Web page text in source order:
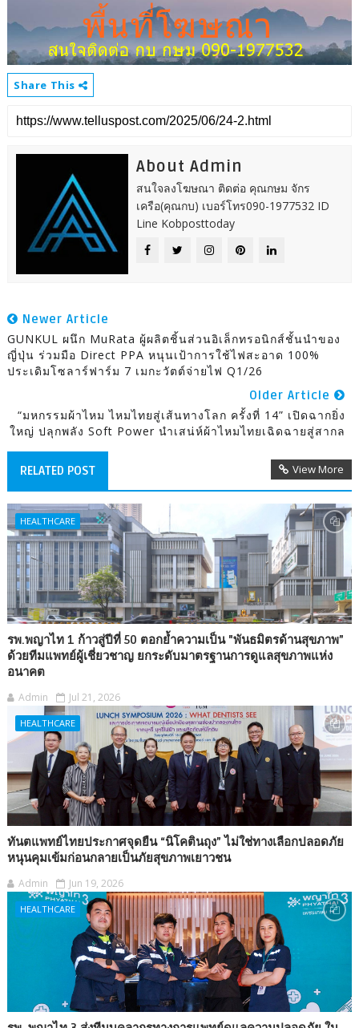
Share This
About Admin
สนใจลงโฆษณา ติดต่อ คุณกษม จักร
เครือ(คุณกบ) เบอร์โทร090-1977532 ID
Line Kobposttoday
Newer Article
GUNKUL ผนึก MuRata ผู้ผลิตชิ้นส่วนอิเล็กทรอนิกส์ชั้นนำของ
ญี่ปุ่น ร่วมมือ Direct PPA หนุนเป้าการใช้ไฟสะอาด 100%
ประเดิมโซลาร์ฟาร์ม 7 เมกะวัตต์จ่ายไฟ Q1/26
Older Article
“มหกรรมผ้าไหม ไหมไทยสู่เส้นทางโลก ครั้งที่ 14” เปิดฉากยิ่ง
ใหญ่ ปลุกพลัง Soft Power นำเสน่ห์ผ้าไหมไทยเฉิดฉายสู่สากล
RELATED POST View More
HEALTHCARE
รพ.พญาไท 1 ก้าวสู่ปีที่ 50 ตอกย้ำความเป็น "พันธมิตรด้านสุขภาพ”
ด้วยทีมแพทย์ผู้เชี่ยวชาญ ยกระดับมาตรฐานการดูแลสุขภาพแห่ง
อนาคต
Admin Jul 21, 2026
HEALTHCARE
ทันตแพทย์ไทยประกาศจุดยืน “นิโคตินถุง” ไม่ใช่ทางเลือกปลอดภัย
หนุนคุมเข้มก่อนกลายเป็นภัยสุขภาพเยาวชน
Admin Jun 19, 2026
HEALTHCARE